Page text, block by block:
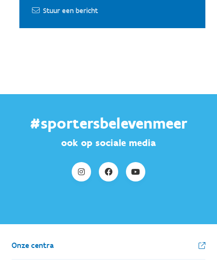
Stuur een bericht
#sportersbelevenmeer
ook op sociale media
Onze centra